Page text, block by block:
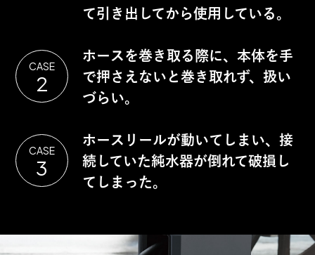
て引き出してから使用している。
CASE
2
ホースを巻き取る際に、本体を手
で押さえないと巻き取れず、扱い
づらい。
CASE
3
ホースリールが動いてしまい、接
続していた純水器が倒れて破損し
てしまった。